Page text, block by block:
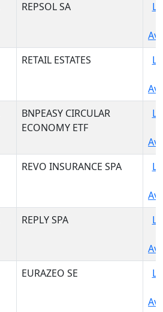
REPSOL SA
RETAIL ESTATES
BNPEASY CIRCULAR
ECONOMY ETF
REVO INSURANCE SPA
REPLY SPA
EURAZEO SE